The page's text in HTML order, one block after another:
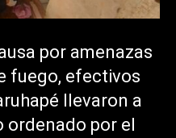
por amenazas
fuego, efectivos
llevaron a
por el